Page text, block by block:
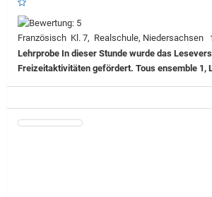
Französisch Kl. 7, Realschule, Niedersachsen
Lehrprobe In dieser Stunde wurde das
Freizeitaktivitäten gefördert. Tous ensemble 1,